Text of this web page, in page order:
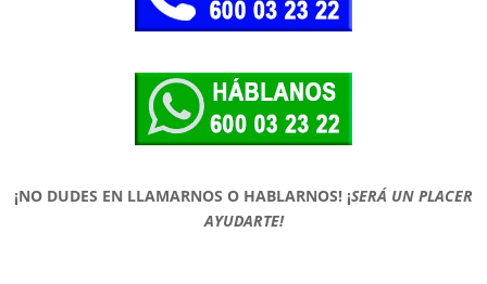
¡NO DUDES EN LLAMARNOS O HABLARNOS! ¡SERÁ UN PLACER
AYUDARTE!